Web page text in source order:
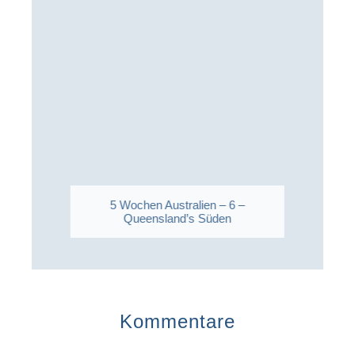
5 Wochen Australien – 6 –
Queensland’s Süden
Kommentare